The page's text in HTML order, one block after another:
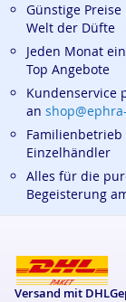
Günstige
Welt der Düfte
Jeden Monat
Top Angebote
Kundenservice
an
Einzelhändler
Alles für die
Begeisterung
Versand mit DHL